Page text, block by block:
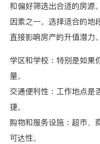
和偏好筛选出合适的房源
因素之一。选择适合的地
直接影响房产的升值潜力
学区和学校：特别是如果
量。
交通便利性：工作地点是
捷。
购物和服务设施：超市、
可达性。